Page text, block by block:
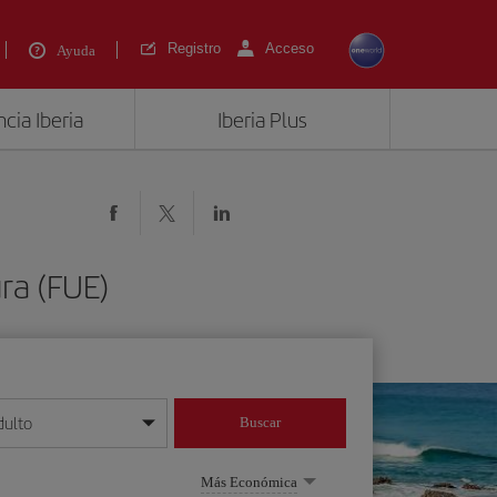
Ayuda Registro Acceso
Iberia Iberia Plus
(FUE)
mes/año
Buscar
Más Económica